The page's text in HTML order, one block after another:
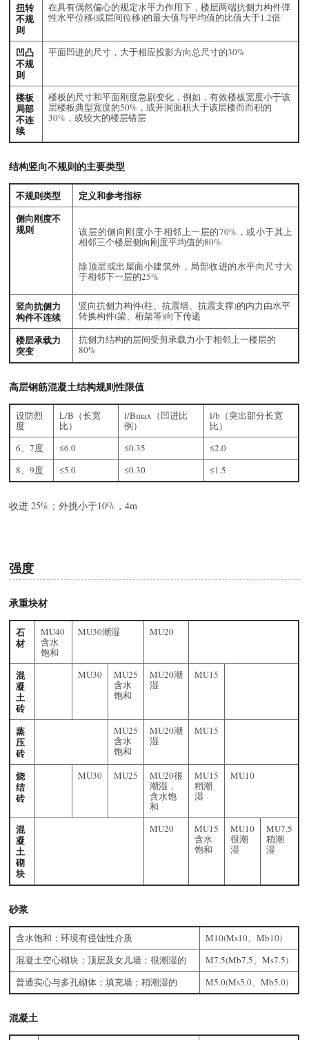
扭转
不规
则
在具有偶然偏心的规定水平力作用下，楼层两端抗侧力构件弹
性水平位移(或层间位移)的最大值与平均值的比值大于1.2倍
凹凸
不规
则
平面凹进的尺寸，大于相应投影方向总尺寸的30%
楼板
局部
不连
续
楼板的尺寸和平面刚度急剧变化，例如，有效楼板宽度小于该
层楼板典型宽度的50%，或开洞面积大于该层楼而而积的
30%，或较大的楼层错层
结构竖向不规则的主要类型
不规则类型
定义和参考指标
侧向刚度不
规则
该层的侧向刚度小于相邻上一层的70%，或小于其上
相邻三个楼层侧向刚度平均值的80%
除顶层或出屋面小建筑外，局部收进的水平向尺寸大
于相邻下一层的25%
竖向抗侧力
构件不连续
竖向抗侧力构件(柱、抗震墙、抗震支撑)的内力由水平
转换构件(梁、桁架等)向下传递
楼层承载力
突变
抗侧力结构的层间受剪承载力小于相邻上一楼层的
80%
高层钢筋混凝土结构规则性限值
设防烈
度
L/B（长宽
比）
l/Bmax（凹进比
例）
l/b（突出部分长宽
比）
6、7度
≤6.0 ≤0.35
≤2.0
8、9度
≤5.0 ≤0.30 ≤1.5
收进 25%；外挑小于10%，4m
强度
承重块材
石
材
MU40
含水
饱和
MU30潮湿 MU20
混
凝
土
砖
MU30
MU25
含水
饱和
MU20潮
湿
MU15
蒸
压
砖
MU25
含水
饱和
MU20潮
湿
MU15
烧
结
砖
MU30 MU25
MU20很
潮湿，
含水饱
和
MU15
稍潮
湿
MU10
混
凝
土
砌
块
MU20
MU15
含水
饱和
MU10
很潮
湿
MU7.5
稍潮
湿
砂浆
含水饱和；环境有侵蚀性介质
M10(Ms10、Mb10)
混凝土空心砌块；顶层及女儿墙；很潮湿的
M7.5(Mb7.5、Ms7.5)
普通实心与多孔砌体；填充墙；稍潮湿的
M5.0(Ms5.0、Mb5.0)
混凝土